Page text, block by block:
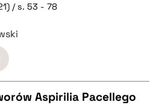
/ s. 53 - 78
Aspirilia Pacellego